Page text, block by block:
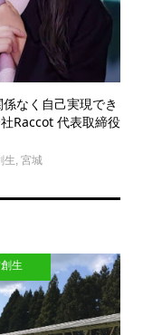
なく自己実現でき
Raccot 代表取締役
生 宮城
生